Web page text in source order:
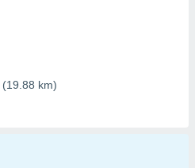
(19.88 km)